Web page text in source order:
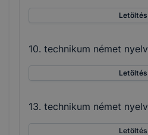
Letöltés
10. technikum német nyelv
Letöltés
13. technikum német nyelv
Letöltés